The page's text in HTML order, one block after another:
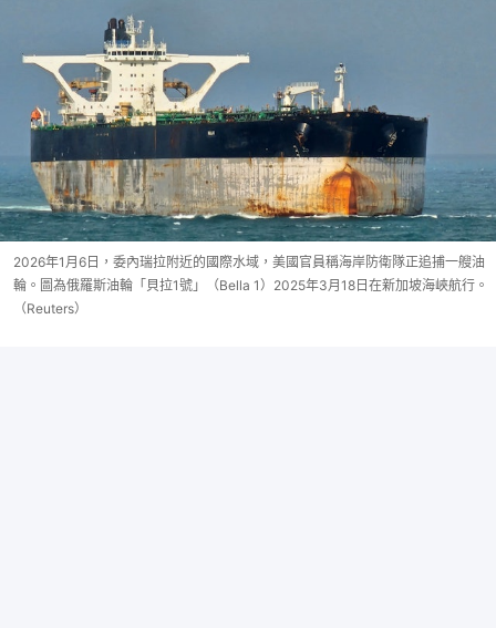
2026年1月6日，委內瑞拉附近的國際水域，美國官員稱海岸防衛隊正追捕一艘油
輪。圖為俄羅斯油輪「貝拉1號」（Bella 1）2025年3月18日在新加坡海峽航行。
（Reuters）